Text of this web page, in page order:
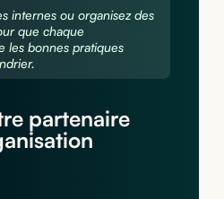
internes ou organisez des
que chaque
les bonnes pratiques
partenaire